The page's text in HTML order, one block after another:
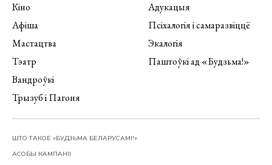
Кіно
Афіша
Мастацтва
Тэатр
Вандроўкі
Трызуб і Пагоня
Адукацыя
Псіхалогія і самаразвіццё
Экалогія
Паштоўкі ад «Будзьма!»
ШТО ТАКОЕ «БУДЗЬМА БЕЛАРУСАМІ!»
АСОБЫ КАМПАНІІ